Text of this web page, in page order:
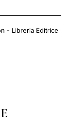
- Libreria Editrice